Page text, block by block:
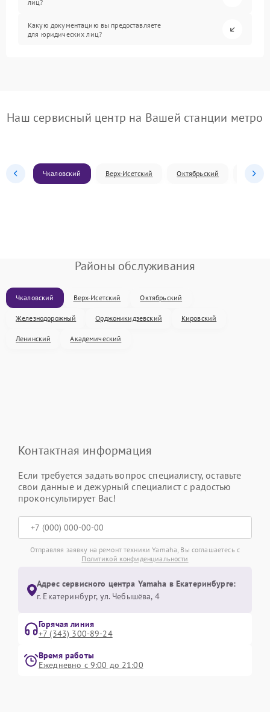
лиц?
Какую документацию вы предоставляете
для юридических лиц?
Наш сервисный центр на Вашей станции метро
Чкаловский Верх-Исетский Октябрьский
Районы обслуживания
Чкаловский Верх-Исетский Октябрьский
Железнодорожный Орджоникидзевский Кировский
Ленинский Академический
Контактная информация
Если требуется задать вопрос специалисту, оставьте
свои данные и дежурный специалист с радостью
проконсультирует Вас!
Отправляя заявку на ремонт техники Yamaha, Вы соглашаетесь с
Политикой конфиденциальности
Адрес сервисного центра Yamaha в Екатеринбурге:
г. Екатеринбург, ул. Чебышёва, 4
Горячая линия
+7 (343) 300-89-24
Время работы
Ежедневно с 9:00 до 21:00